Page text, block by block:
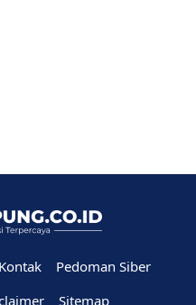
Kontak
Pedoman Siber
Sitemap